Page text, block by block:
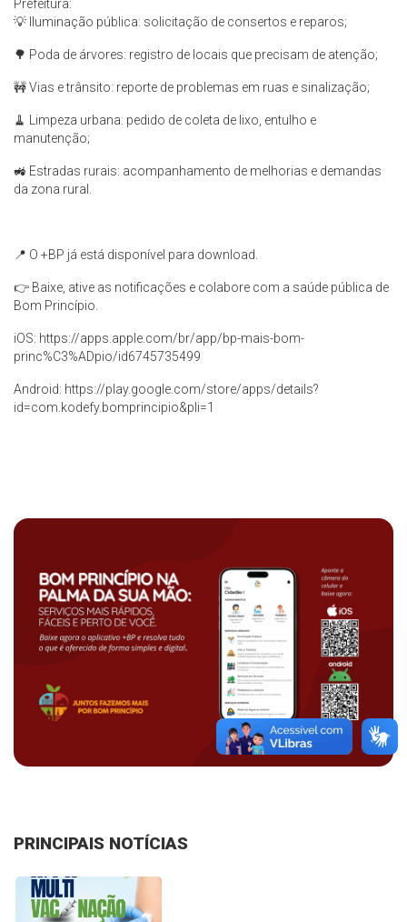
Prefeitura:
💡 Iluminação pública: solicitação de consertos e reparos;
🌳 Poda de árvores: registro de locais que precisam de atenção;
🚧 Vias e trânsito: reporte de problemas em ruas e sinalização;
🧹 Limpeza urbana: pedido de coleta de lixo, entulho e
manutenção;
🚜 Estradas rurais: acompanhamento de melhorias e demandas
da zona rural.
📍 O +BP já está disponível para download.
👉 Baixe, ative as notificações e colabore com a saúde pública de
Bom Princípio.
iOS: https://apps.apple.com/br/app/bp-mais-bom-
princ%C3%ADpio/id6745735499
Android: https://play.google.com/store/apps/details?
id=com.kodefy.bomprincipio&pli=1
PRINCIPAIS NOTÍCIAS